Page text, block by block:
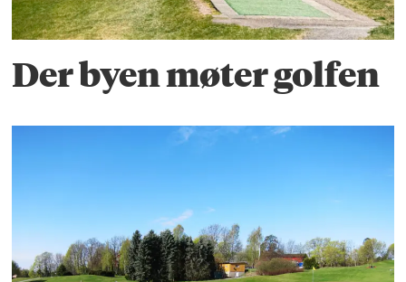
Der byen møter golfen